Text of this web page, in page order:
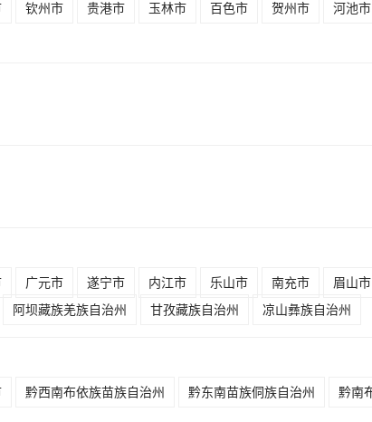
钦州市 贵港市 玉林市 百色市 贺州市
河池市
广元市 遂宁市 内江市 乐山市 南充市
眉山市
阿坝藏族羌族自治州 甘孜藏族自治州 凉山彝族自治州
黔西南布依族苗族自治州 黔东南苗族侗族自治州
黔南